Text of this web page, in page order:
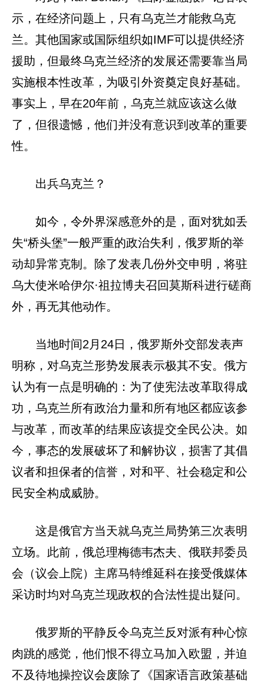
示，在经济问题上，只有乌克兰才能救乌克
兰。其他国家或国际组织如IMF可以提供经济
援助，但最终乌克兰经济的发展还需要靠当局
实施根本性改革，为吸引外资奠定良好基础。
事实上，早在20年前，乌克兰就应该这么做
了，但很遗憾，他们并没有意识到改革的重要
性。
出兵乌克兰？
如今，令外界深感意外的是，面对犹如丢
失“桥头堡”一般严重的政治失利，俄罗斯的举
动却异常克制。除了发表几份外交申明，将驻
乌大使米哈伊尔·祖拉博夫召回莫斯科进行磋商
外，再无其他动作。
当地时间2月24日，俄罗斯外交部发表声
明称，对乌克兰形势发展表示极其不安。俄方
认为有一点是明确的：为了使宪法改革取得成
功，乌克兰所有政治力量和所有地区都应该参
与改革，而改革的结果应该提交全民公决。如
今，事态的发展破坏了和解协议，损害了其倡
议者和担保者的信誉，对和平、社会稳定和公
民安全构成威胁。
这是俄官方当天就乌克兰局势第三次表明
立场。此前，俄总理梅德韦杰夫、俄联邦委员
会（议会上院）主席马特维延科在接受俄媒体
采访时均对乌克兰现政权的合法性提出疑问。
俄罗斯的平静反令乌克兰反对派有种心惊
肉跳的感觉，他们恨不得立马加入欧盟，并迫
不及待地操控议会废除了《国家语言政策基础